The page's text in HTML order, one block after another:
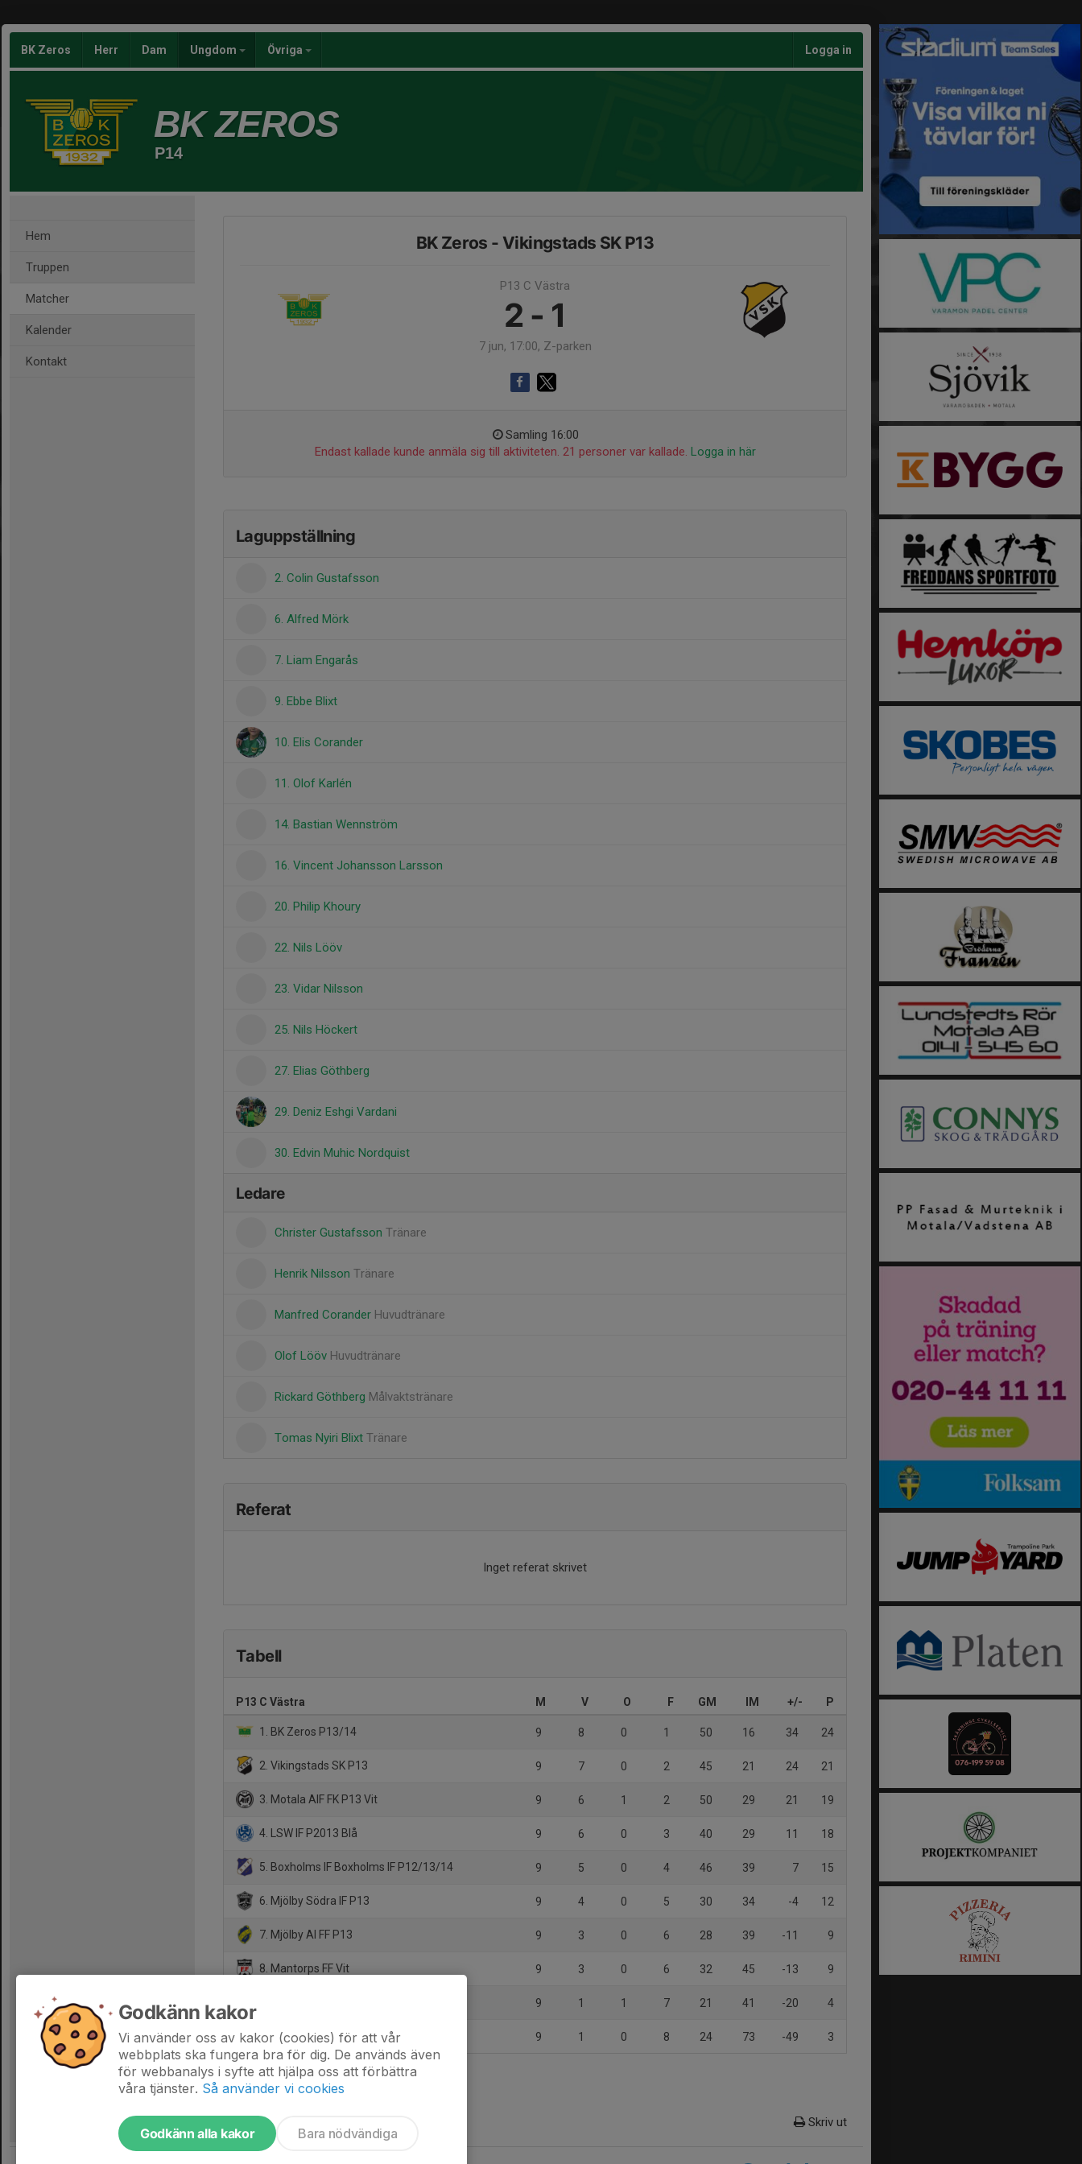
BK Zeros Herr Dam Ungdom Övriga Logga in
BK ZEROS
P14
Hem
Truppen
Matcher
Kalender
Kontakt
BK Zeros - Vikingstads SK P13
P13 C Västra
2 - 1
7 jun, 17:00, Z-parken
Samling 16:00
Endast kallade kunde anmäla sig till aktiviteten. 21 personer var kallade. Logga in här
Laguppställning
2. Colin Gustafsson
6. Alfred Mörk
7. Liam Engarås
9. Ebbe Blixt
10. Elis Corander
11. Olof Karlén
14. Bastian Wennström
16. Vincent Johansson Larsson
20. Philip Khoury
22. Nils Lööv
23. Vidar Nilsson
25. Nils Höckert
27. Elias Göthberg
29. Deniz Eshgi Vardani
30. Edvin Muhic Nordquist
Ledare
Christer Gustafsson Tränare
Henrik Nilsson Tränare
Manfred Corander Huvudtränare
Olof Lööv Huvudtränare
Rickard Göthberg Målvaktstränare
Tomas Nyiri Blixt Tränare
Referat
Inget referat skrivet
Tabell
P13 C Västra M V O F GM IM +/- P
1. BK Zeros P13/14 9 8 0 1 50 16 34 24
2. Vikingstads SK P13 9 7 0 2 45 21 24 21
3. Motala AIF FK P13 Vit 9 6 1 2 50 29 21 19
4. LSW IF P2013 Blå 9 6 0 3 40 29 11 18
5. Boxholms IF Boxholms IF P12/13/14 9 5 0 4 46 39 7 15
6. Mjölby Södra IF P13 9 4 0 5 30 34 -4 12
7. Mjölby AI FF P13 9 3 0 6 28 39 -11 9
8. Mantorps FF Vit 9 3 0 6 32 45 -13 9
9 1 1 7 21 41 -20 4
10. Fågelsta AIF 2013-14 9 1 0 8 24 73 -49 3
Skriv ut
Godkänn kakor
Vi använder oss av kakor (cookies) för att vår
webbplats ska fungera bra för dig. De används även
för webbanalys i syfte att hjälpa oss att förbättra
våra tjänster. Så använder vi cookies
Godkänn alla kakor Bara nödvändiga